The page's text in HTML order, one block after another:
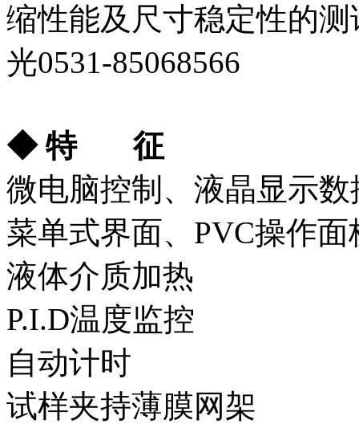
缩性能及尺寸稳定性的
光0531-85068566
◆ 特
征
微电脑控制、液晶显示数
菜单式界面、PVC操作面
液体介质加热
P.I.D温度监控
自动计时
试样夹持薄膜网架